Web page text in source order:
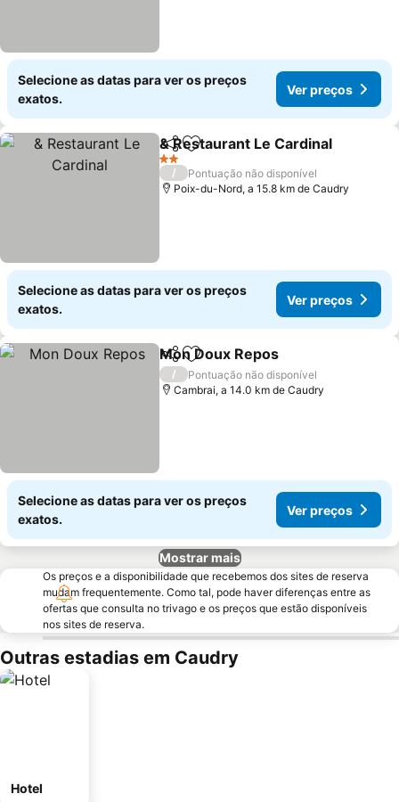
Selecione as datas para ver os preços
exatos.
Ver preços
PartilharAdicionar aos favoritos
& Restaurant Le Cardinal
2 Estrelas
/
Pontuação não disponível
Poix-du-Nord, a 15.8 km de Caudry
Selecione as datas para ver os preços
exatos.
Ver preços
PartilharAdicionar aos favoritos
Mon Doux Repos
/
Pontuação não disponível
Cambrai, a 14.0 km de Caudry
Selecione as datas para ver os preços
exatos.
Ver preços
Mostrar mais
Os preços e a disponibilidade que recebemos dos sites de reserva
mudam frequentemente. Como tal, pode haver diferenças entre as
ofertas que consulta no trivago e os preços que estão disponíveis
nos sites de reserva.
Outras estadias em Caudry
Hotel